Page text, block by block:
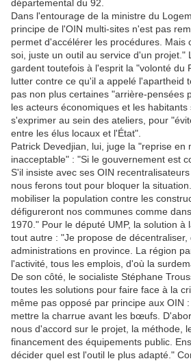
départemental du 92.
Dans l'entourage de la ministre du
principe de l'OIN multi-sites n'est pas
permet d'accélérer les procédures. Mais
soi, juste un outil au service d'un projet."
gardent toutefois à l'esprit la "volonté du
lutter contre ce qu'il a appelé l'apartheid
pas non plus certaines "arrière-pensées
les acteurs économiques et les
s'exprimer au sein des ateliers, pour
entre les élus locaux et l'État".
Patrick Devedjian, lui, juge la "reprise en
inacceptable" : "Si le gouvernement est
S'il insiste avec ses OIN
nous ferons tout pour bloquer la
mobiliser la population contre les
défigureront nos communes comme
1970." Pour le député UMP, la solution à
tout autre : "Je propose de décentraliser,
administrations en province. La région
l'activité, tous les emplois, d'où la
De son côté, le socialiste Stéphane
toutes les solutions pour faire face à la
même pas opposé par principe aux OIN
mettre la charrue avant les bœufs.
nous d'accord sur le projet, la méthode,
financement des équipements public.
décider quel est l'outil le plus adapté."